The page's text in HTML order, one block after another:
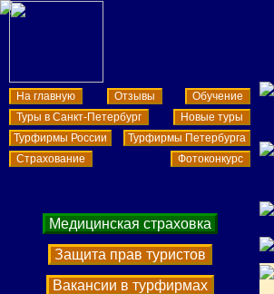
На главную Отзывы
Обучение
Туры в Санкт-Петербург
Новые туры
Турфирмы России
Турфирмы Петербурга
Страхование
Фотоконкурс
Медицинская страховка
Защита прав туристов
Вакансии в турфирмах